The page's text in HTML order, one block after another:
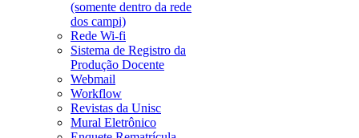
(somente dentro da rede
dos campi)
Rede Wi-fi
Sistema de Registro da
Produção Docente
Webmail
Workflow
Revistas da Unisc
Mural Eletrônico